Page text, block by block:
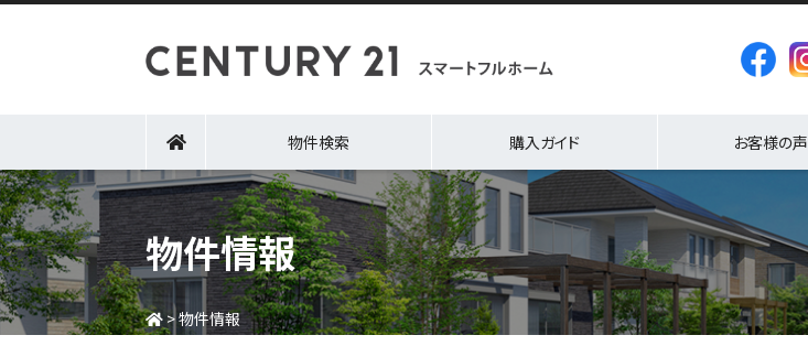
物件検索 購入ガイド お客様の声
物件情報
>物件情報